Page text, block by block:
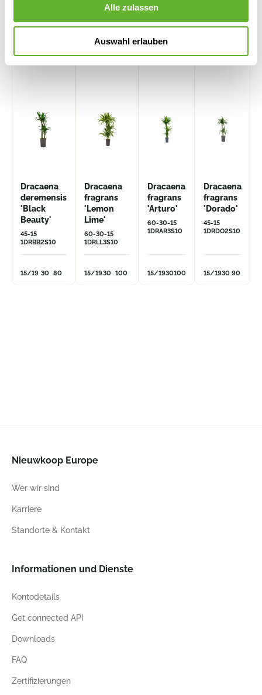
Alle zulassen
Auswahl erlauben
Alternative Produkte
Dracaena
deremensis
'Black
Beauty'
45-15
1DRBB2S10
15/19 30 80
Dracaena
fragrans
'Lemon
Lime'
60-30-15
1DRLL3S10
15/1930 100
Dracaena
fragrans
'Arturo'
60-30-15
1DRAR3S10
15/1930100
Dracaena
fragrans
'Dorado'
45-15
1DRDO2S10
15/1930 90
Nieuwkoop Europe
Wer wir sind
Karriere
Standorte & Kontakt
Informationen und Dienste
Kontodetails
Get connected API
Downloads
FAQ
Zertifizierungen